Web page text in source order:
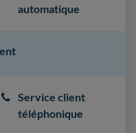
automatique
Service client
téléphonique